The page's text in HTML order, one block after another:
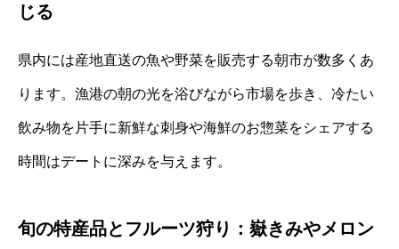
じる
県内には産地直送の魚や野菜を販売する朝市が数多くあ
ります。漁港の朝の光を浴びながら市場を歩き、冷たい
飲み物を片手に新鮮な刺身や海鮮のお惣菜をシェアする
時間はデートに深みを与えます。
旬の特産品とフルーツ狩り：嶽きみやメロン